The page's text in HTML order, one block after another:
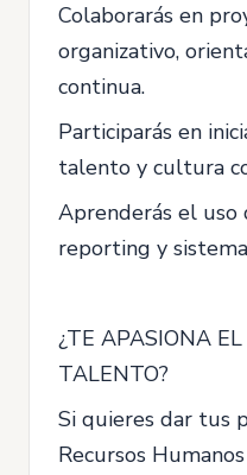
Colaborarás en
organizativo,
continua.
Participarás en
talento y cultura
Aprenderás el uso
reporting y
¿TE APASIONA
TALENTO?
Si quieres dar tus
Recursos